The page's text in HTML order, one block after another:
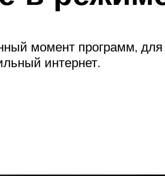
момент программ,
интернет.